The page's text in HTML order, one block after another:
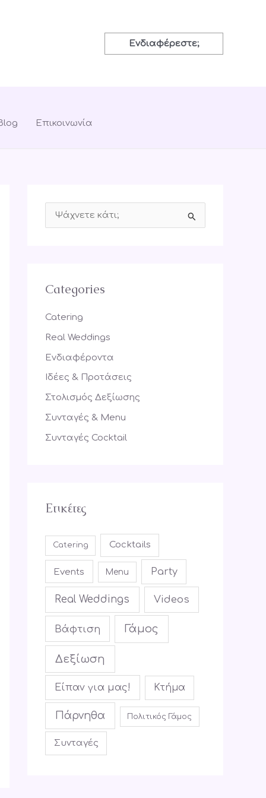
Ενδιαφέρεστε;
Επικοινωνία
c
o
r
Categories
Catering
Real Weddings
Ενδιαφέροντα
Ιδέες & Προτάσεις
Στολισμός Δεξίωσης
Συνταγές & Menu
Συνταγές Cocktail
Ετικέτες
Catering Cocktails
Events Menu Party
Real Weddings Videos
Βάφτιση Γάμος
Δεξίωση
Είπαν για μας! Κτήμα
Πάρνηθα Πολιτικός Γάμος
Συνταγές